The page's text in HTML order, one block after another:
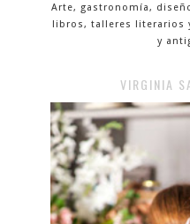
Arte, gastronomía,
libros, talleres literarios
y
VIRGINIA